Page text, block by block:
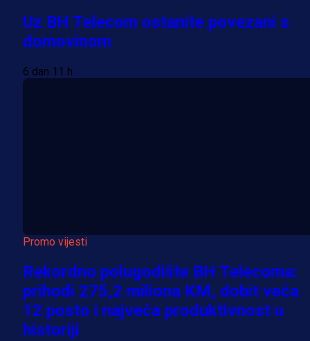
Uz BH Telecom ostanite povezani s
domovinom
6 dan 11 h
Promo vijesti
Rekordno polugodište BH Telecoma:
prihodi 275,2 miliona KM, dobit veća
12 posto i najveća produktivnost u
historiji